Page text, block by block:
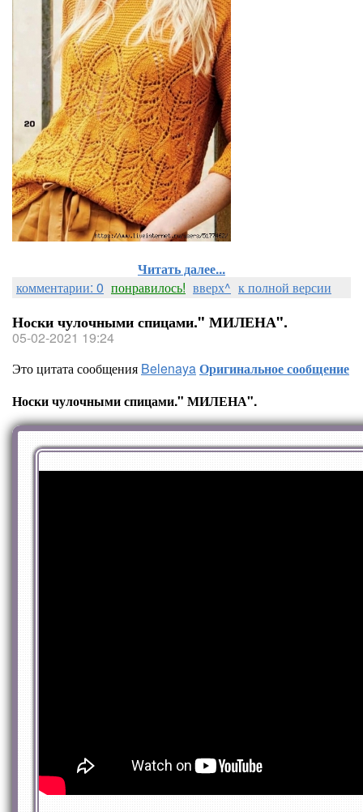
Читать далее...
комментарии: 0 понравилось! вверх^ к полной версии
Носки чулочными спицами." МИЛЕНА".
05-02-2021 19:24
Это цитата сообщения BelenayaОригинальное сообщение
Носки чулочными спицами." МИЛЕНА".